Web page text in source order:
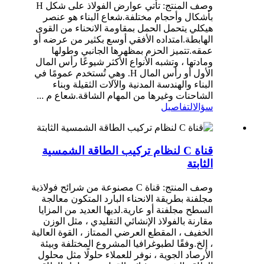
وصف المنتج: تأتي عوارض الفولاذ على شكل H
بأشكال وأحجام مختلفة.شعاع البناء هو عنصر
هيكلي يتحمل الحمل بمقاومة الانحناء من القوى
الهابطة.امتداده الأفقي أوسع بكثير من عرضه أو
عمقه.تتميز الحزم بمظهرها الجانبي وطولها
ومادتها ، وتشبه الأنواع الأكثر شيوعًا رأس المال
الأول أو رأس المال H. وهي تُستخدم عمومًا في
البناء والهندسة المدنية والآلات الثقيلة وبناء
الشاحنات وغيرها من المهام الشاقة.شعاع م ...
سؤالالتفاصيل
قناة C لنظام تركيب الطاقة الشمسية
الثابتة
وصف المنتج: قناة C مصنوعة من شرائح فولاذية
مجلفنة بطريقة الانحناء البارد المتكون معالجة
السطح مجلفنة أو عارية.لديها العديد من المزايا
مقارنة بالفولاذ الإنشائي التقليدي ، مثل الوزن
الخفيف ، المقطع العرضي الممتاز ، القوة العالية
، إلخ.وفقًا لطبوغرافيا المشروع المختلفة وبيئة
الأرصاد الجوية ، نوفر للعملاء حلولًا مثل محلول